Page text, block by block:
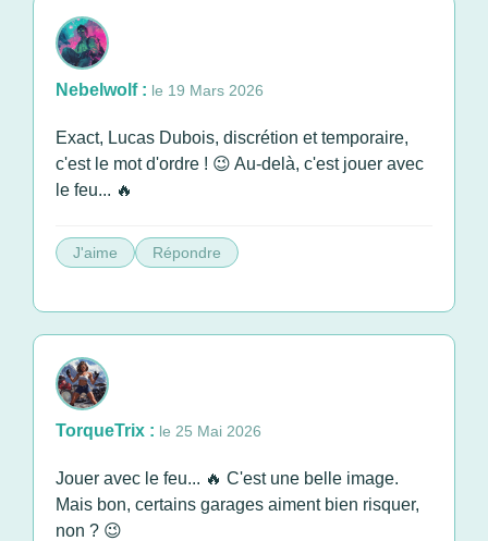
Nebelwolf : le 19 Mars 2026
Exact, Lucas Dubois, discrétion et temporaire,
c'est le mot d'ordre ! 😉 Au-delà, c'est jouer avec
le feu... 🔥
J'aime Répondre
TorqueTrix : le 25 Mai 2026
Jouer avec le feu... 🔥 C'est une belle image.
Mais bon, certains garages aiment bien risquer,
non ? 😉